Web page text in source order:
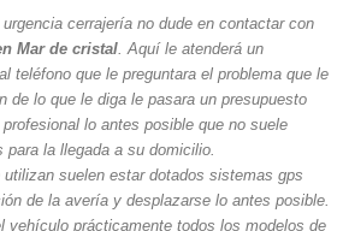
cerrajería no dude en contactar con
Mar de cristal . Aquí le atenderá un
teléfono que le preguntara el problema que le
de lo que le diga le pasara un presupuesto
lo antes posible que no suele
la llegada a su domicilio.
suelen estar dotados sistemas gps
de la avería y desplazarse lo antes posible.
vehículo prácticamente todos los modelos de